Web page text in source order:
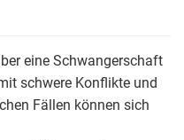
eine Schwangerschaft
schwere Konflikte und
Fällen können sich